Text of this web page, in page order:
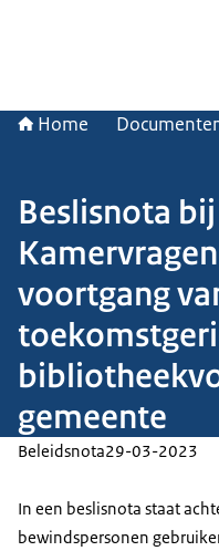
Home
Beslisnota
voortgang
gemeente
Beleidsnota29-03-2023
In een beslisnota staat
bewindspersonen